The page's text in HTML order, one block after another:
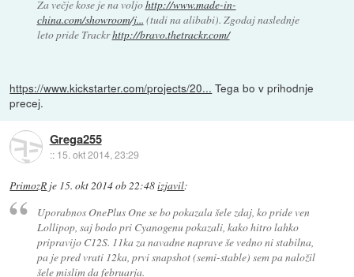
Za večje kose je na voljohttp://www.made-in-
china.com/showroom/j... (tudi na alibabi). Zgodaj naslednje
leto pride Trackrhttp://bravo.thetrackr.com/
https://www.kickstarter.com/projects/20... Tega bo v prihodnje
precej.
Grega255
:: 15. okt 2014, 23:29
PrimozR je 15. okt 2014 ob 22:48izjavil:
Uporabnos OnePlus One se bo pokazala šele zdaj, ko pride ven
Lollipop, saj bodo pri Cyanogenu pokazali, kako hitro lahko
pripravijo C12S. 11ka za navadne naprave še vedno ni stabilna,
pa je pred vrati 12ka, prvi snapshot (semi-stable) sem pa naložil
šele mislim da februarja.